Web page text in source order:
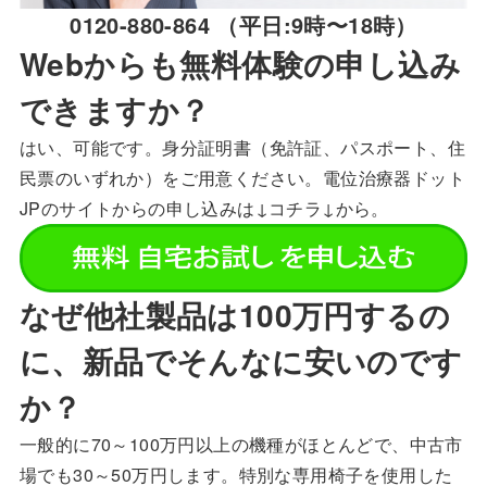
0120-880-864 （平日:9時〜18時）
Webからも無料体験の申し込み
できますか？
はい、可能です。身分証明書（免許証、パスポート、住
民票のいずれか）をご用意ください。電位治療器ドット
JPのサイトからの申し込みは↓コチラ↓から。
なぜ他社製品は100万円するの
に、新品でそんなに安いのです
か？
一般的に70～100万円以上の機種がほとんどで、中古市
場でも30～50万円します。特別な専用椅子を使用した